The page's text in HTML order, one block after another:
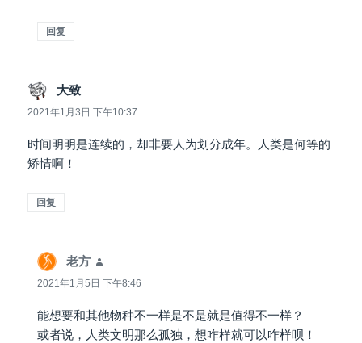
回复
大致
道：
2021年1月3日 下午10:37
时间明明是连续的，却非要人为划分成年。人类是何等的
矫情啊！
回复
老方
道：
2021年1月5日 下午8:46
能想要和其他物种不一样是不是就是值得不一样？
或者说，人类文明那么孤独，想咋样就可以咋样呗！